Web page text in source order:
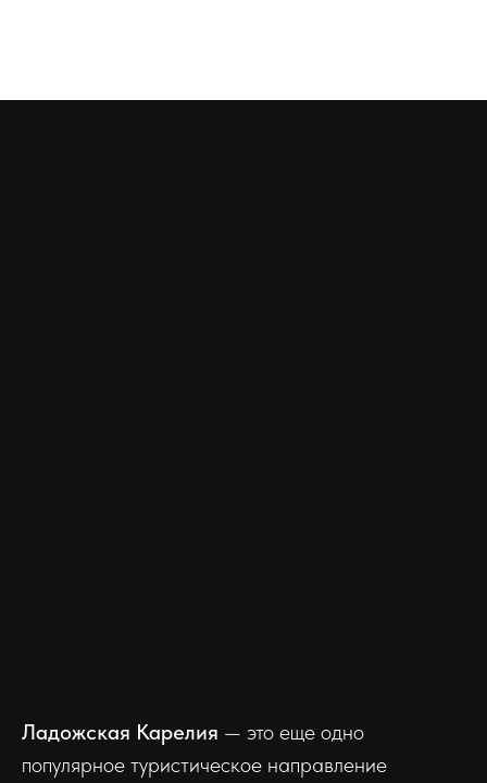
Ладожская Карелия — это еще одно
популярное туристическое направление